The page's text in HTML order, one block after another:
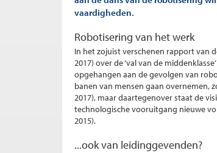
vaardigheden.
Robotisering van het werk
In het zojuist verschenen rapport van
2017) over de ‘val van de
opgehangen aan de gevolgen van
banen van mensen gaan overnemen,
2017), maar daartegenover staat de
technologische vooruitgang nieuwe
2015).
...ook van leidinggevenden?